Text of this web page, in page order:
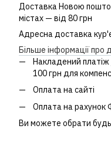
Доставка Новою
містах — від 80 грн
Адресна доставка
Більше інформації про
Накладений платіж
100 грн для
Оплата на сайті
Оплата на рахунок
Ви можете обрати